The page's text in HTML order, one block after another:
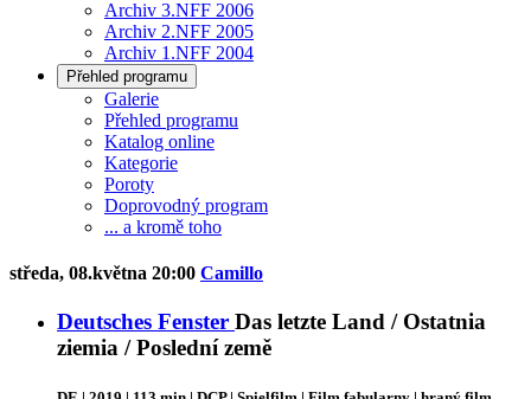
Archiv 3.NFF 2006
Archiv 2.NFF 2005
Archiv 1.NFF 2004
Přehled programu
Galerie
Přehled programu
Katalog online
Kategorie
Poroty
Doprovodný program
... a kromě toho
středa, 08.května 20:00 Camillo
Deutsches Fenster Das letzte Land / Ostatnia
ziemia / Poslední země